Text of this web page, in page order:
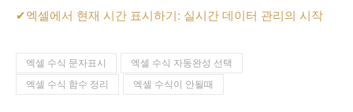
✔엑셀에서 현재 시간 표시하기: 실시간 데이터 관리의 시작
엑셀 수식 문자표시
엑셀 수식 자동완성 선택
엑셀 수식 함수 정리
엑셀 수식이 안될때